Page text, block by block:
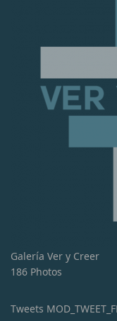
Galería Ver y Creer
186 Photos
Tweets